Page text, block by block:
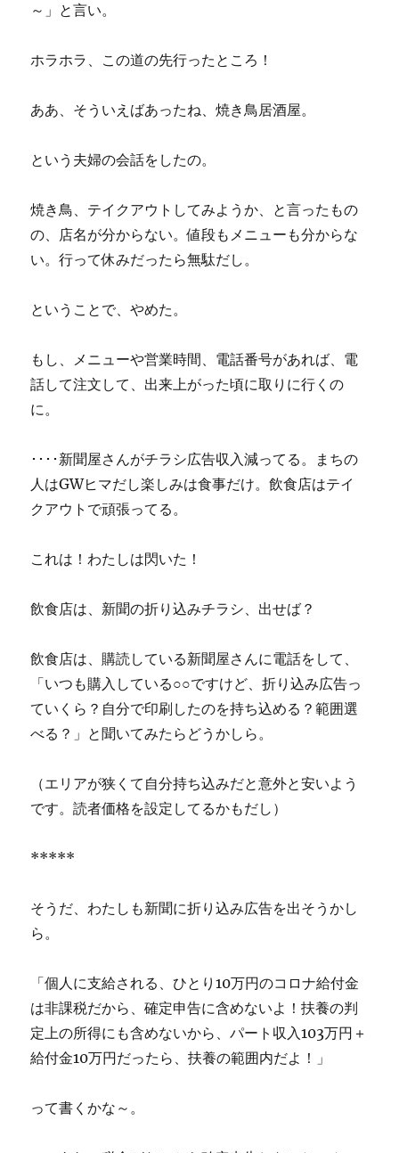
～」と言い。
ホラホラ、この道の先行ったところ！
ああ、そういえばあったね、焼き鳥居酒屋。
という夫婦の会話をしたの。
焼き鳥、テイクアウトしてみようか、と言ったもの
の、店名が分からない。値段もメニューも分からな
い。行って休みだったら無駄だし。
ということで、やめた。
もし、メニューや営業時間、電話番号があれば、電
話して注文して、出来上がった頃に取りに行くの
に。
････新聞屋さんがチラシ広告収入減ってる。まちの
人はGWヒマだし楽しみは食事だけ。飲食店はテイ
クアウトで頑張ってる。
これは！わたしは閃いた！
飲食店は、新聞の折り込みチラシ、出せば？
飲食店は、購読している新聞屋さんに電話をして、
「いつも購入している○○ですけど、折り込み広告っ
ていくら？自分で印刷したのを持ち込める？範囲選
べる？」と聞いてみたらどうかしら。
（エリアが狭くて自分持ち込みだと意外と安いよう
です。読者価格を設定してるかもだし）
*****
そうだ、わたしも新聞に折り込み広告を出そうかし
ら。
「個人に支給される、ひとり10万円のコロナ給付金
は非課税だから、確定申告に含めないよ！扶養の判
定上の所得にも含めないから、パート収入103万円＋
給付金10万円だったら、扶養の範囲内だよ！」
って書くかな～。